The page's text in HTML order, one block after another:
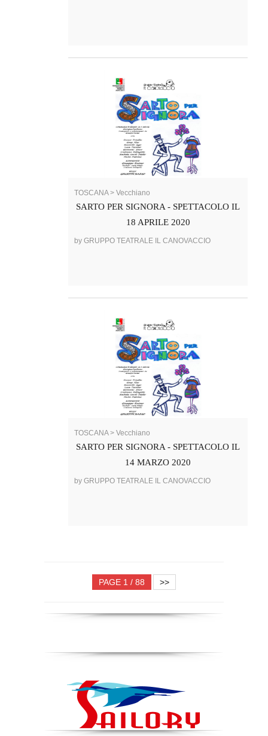
TOSCANA > Vecchiano
SARTO PER SIGNORA - SPETTACOLO IL
18 APRILE 2020
by GRUPPO TEATRALE IL CANOVACCIO
TOSCANA > Vecchiano
SARTO PER SIGNORA - SPETTACOLO IL
14 MARZO 2020
by GRUPPO TEATRALE IL CANOVACCIO
PAGE 1 / 88 >>